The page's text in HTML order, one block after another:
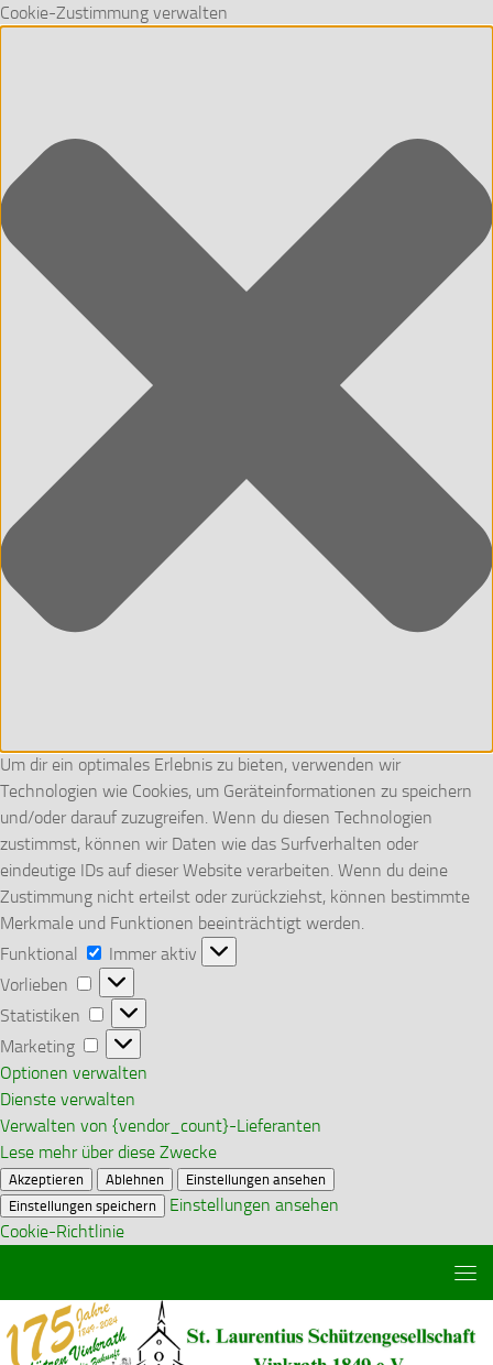
Cookie-Zustimmung verwalten
Um dir ein optimales Erlebnis zu bieten, verwenden wir
Technologien wie Cookies, um Geräteinformationen zu speichern
und/oder darauf zuzugreifen. Wenn du diesen Technologien
zustimmst, können wir Daten wie das Surfverhalten oder
eindeutige IDs auf dieser Website verarbeiten. Wenn du deine
Zustimmung nicht erteilst oder zurückziehst, können bestimmte
Merkmale und Funktionen beeinträchtigt werden.
Funktional
Funktional
Immer aktiv
Vorlieben
Vorlieben
Statistiken
Statistiken
Marketing
Marketing
Optionen verwalten
Dienste verwalten
Verwalten von {vendor_count}-Lieferanten
Lese mehr über diese Zwecke
Akzeptieren Ablehnen
Einstellungen ansehen
Einstellungen speichern
Einstellungen ansehen
Cookie-Richtlinie